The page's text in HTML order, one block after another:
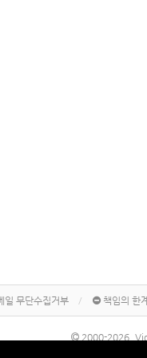
일 무단수집거부 책임의 한
2000-2026,